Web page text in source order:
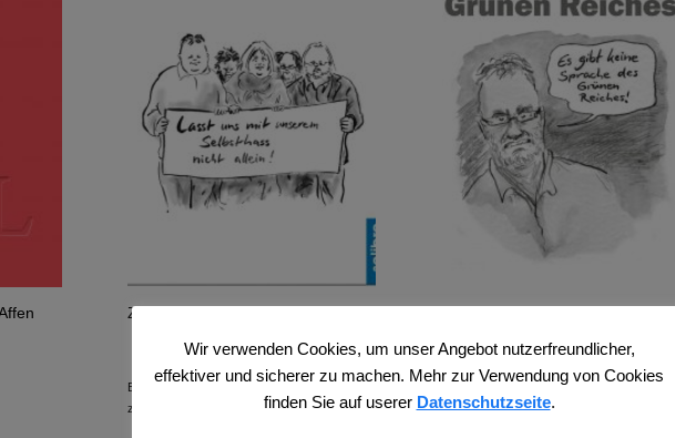
Zeller – Deutschlantis
€
Enthält 7% MwSt.
zzgl.
Zeller – Die Sprache des Grünen
16,00€
Enthält 7% MwSt.
Wir verwenden Cookies, um unser Angebot nutzerfreundlicher,
effektiver und sicherer zu machen. Mehr zur Verwendung von Cookies
finden Sie auf userer Datenschutzseite.